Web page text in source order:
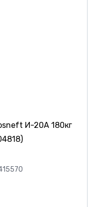
И-20А 180кг